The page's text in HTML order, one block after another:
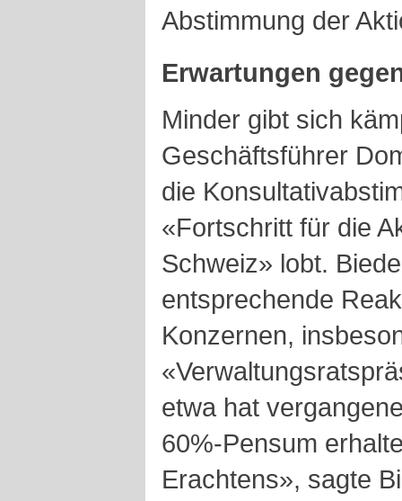
Abstimmung der
Erwartungen
Minder gibt sich
Geschäftsführer
die
«Fortschritt für die
Schweiz» lobt.
entsprechende
Konzernen,
etwa hat
60%-Pensum
Erachtens», sagte